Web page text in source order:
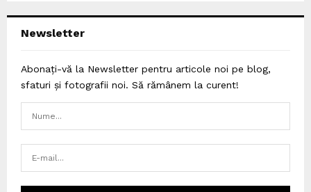
Newsletter
Abonați-vă la Newsletter pentru articole noi pe blog,
sfaturi și fotografii noi. Să rămânem la curent!